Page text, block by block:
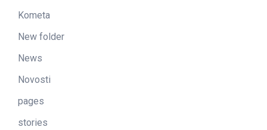
Kometa
New folder
News
Novosti
pages
stories